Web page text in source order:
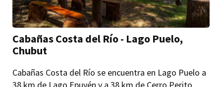
Cabañas Costa del Río - Lago Puelo,
Chubut
Cabañas Costa del Río se encuentra en Lago Puelo a